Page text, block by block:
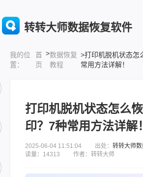
转转大师数据恢复软件
我的位
置：
首
页
>数据恢复
教程
>打印机脱机状态怎
常用方法详解！
打印机脱机状态怎么
印？7种常用方法详解！
2025-06-04 11:51:04 出处： 转转大师
读量：14313 作者：转转大师